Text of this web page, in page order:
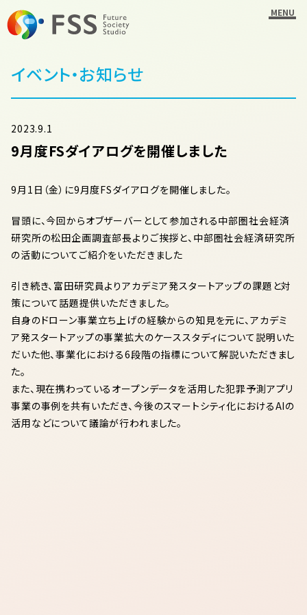
MENU
イベント・お知らせ
2023.9.1
9月度FSダイアログを開催しました
9月1日（金）に9月度FSダイアログを開催しました。
冒頭に、今回からオブザーバーとして参加される中部圏社会経済
研究所の松田企画調査部長よりご挨拶と、中部圏社会経済研究所
の活動についてご紹介をいただきました
引き続き、富田研究員よりアカデミア発スタートアップの課題と対
策について話題提供いただきました。
自身のドローン事業立ち上げの経験からの知見を元に、アカデミ
ア発スタートアップの事業拡大のケーススタディについて説明いた
だいた他、事業化における6段階の指標について解説いただきまし
た。
また、現在携わっているオープンデータを活用した犯罪予測アプリ
事業の事例を共有いただき、今後のスマートシティ化におけるAIの
活用などについて議論が行われました。